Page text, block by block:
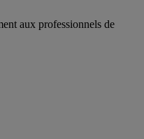
aux professionnels de